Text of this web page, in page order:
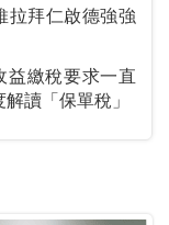
益繳稅要求一直
力強 無需過度解讀「保單稅」